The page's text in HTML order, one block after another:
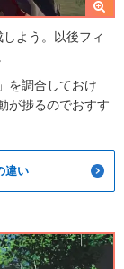
よう。以後フィ
を調合しておけ
が捗るのでおすす
違い